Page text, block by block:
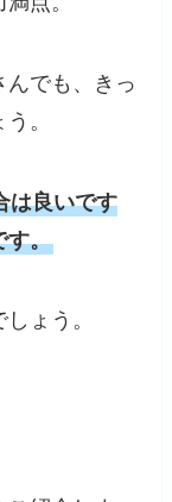
んでも、きっ
。
は良いです
す。
ょう。